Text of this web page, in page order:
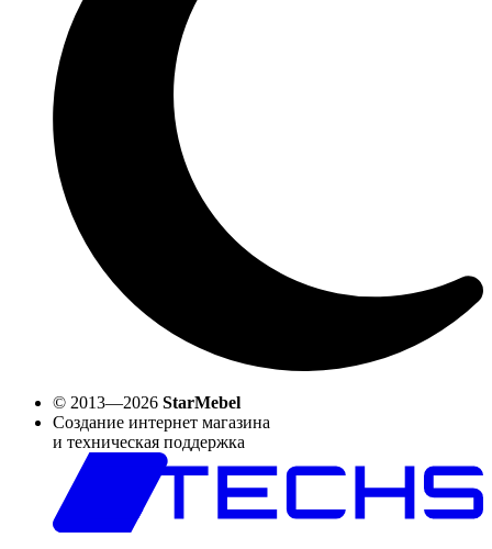
© 2013—2026 StarMebel
Создание интернет магазина
и техническая поддержка